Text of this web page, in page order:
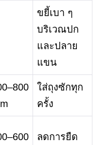
ขยี้เบา ๆ
บริเวณปก
และปลาย
แขน
ใส่ถุงซักทุก
ครั้ง
ลดการยืด